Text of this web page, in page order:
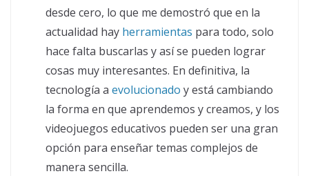
desde cero, lo que me demostró que en la
actualidad hay herramientas para todo, solo
hace falta buscarlas y así se pueden lograr
cosas muy interesantes. En definitiva, la
tecnología a evolucionado y está cambiando
la forma en que aprendemos y creamos, y los
videojuegos educativos pueden ser una gran
opción para enseñar temas complejos de
manera sencilla.